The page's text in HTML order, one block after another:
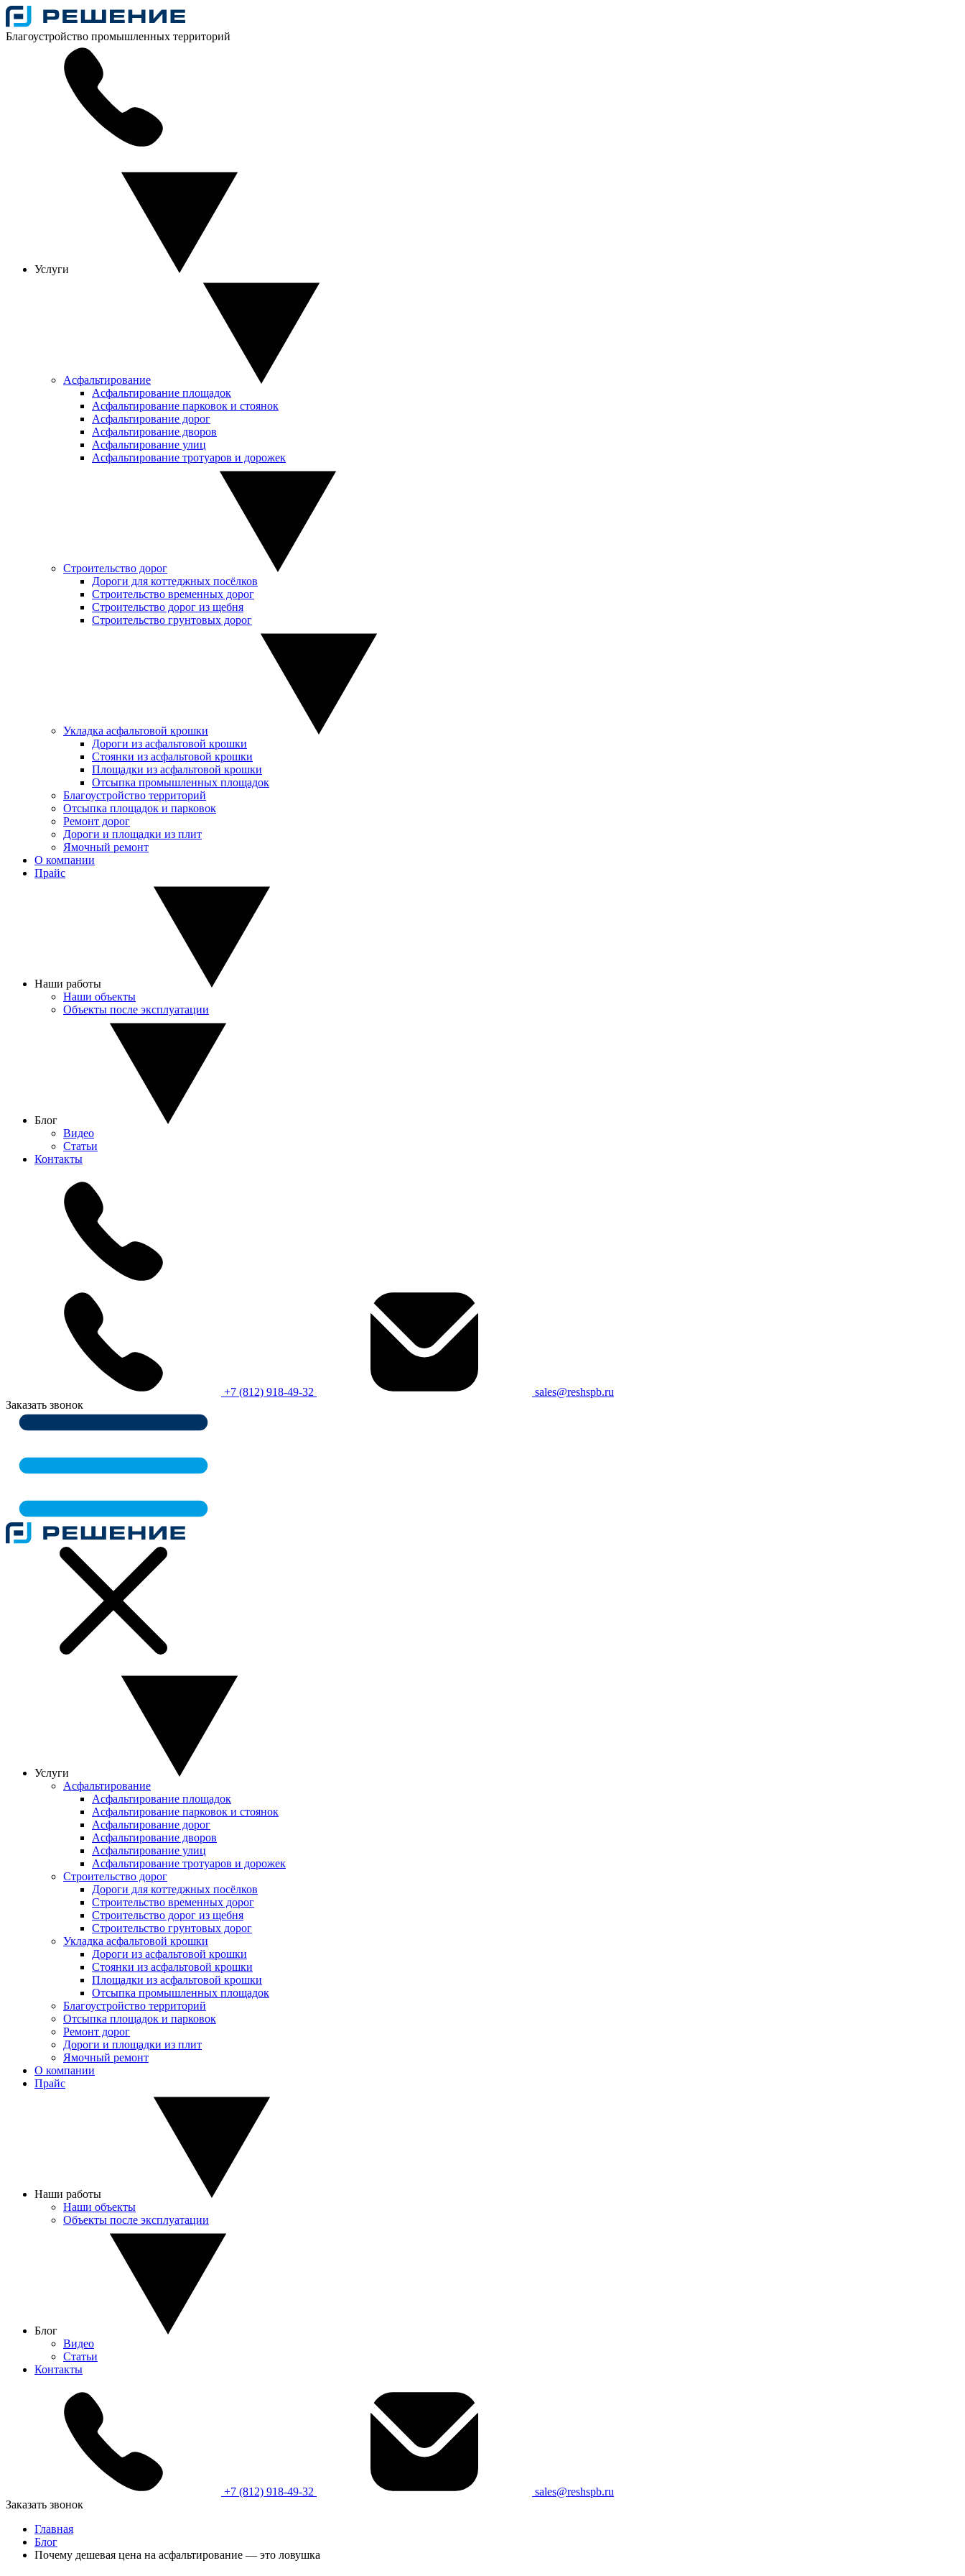
Благоустройство промышленных территорий
Услуги
Асфальтирование
Асфальтирование площадок
Асфальтирование парковок и стоянок
Асфальтирование дорог
Асфальтирование дворов
Асфальтирование улиц
Асфальтирование тротуаров и дорожек
Строительство дорог
Дороги для коттеджных посёлков
Строительство временных дорог
Строительство дорог из щебня
Строительство грунтовых дорог
Укладка асфальтовой крошки
Дороги из асфальтовой крошки
Стоянки из асфальтовой крошки
Площадки из асфальтовой крошки
Отсыпка промышленных площадок
Благоустройство территорий
Отсыпка площадок и парковок
Ремонт дорог
Дороги и площадки из плит
Ямочный ремонт
О компании
Прайс
Наши работы
Наши объекты
Объекты после эксплуатации
Блог
Видео
Статьи
Контакты
+7 (812) 918-49-32
sales@reshspb.ru
Заказать звонок
Услуги
Асфальтирование
Асфальтирование площадок
Асфальтирование парковок и стоянок
Асфальтирование дорог
Асфальтирование дворов
Асфальтирование улиц
Асфальтирование тротуаров и дорожек
Строительство дорог
Дороги для коттеджных посёлков
Строительство временных дорог
Строительство дорог из щебня
Строительство грунтовых дорог
Укладка асфальтовой крошки
Дороги из асфальтовой крошки
Стоянки из асфальтовой крошки
Площадки из асфальтовой крошки
Отсыпка промышленных площадок
Благоустройство территорий
Отсыпка площадок и парковок
Ремонт дорог
Дороги и площадки из плит
Ямочный ремонт
О компании
Прайс
Наши работы
Наши объекты
Объекты после эксплуатации
Блог
Видео
Статьи
Контакты
+7 (812) 918-49-32
sales@reshspb.ru
Заказать звонок
Главная
Блог
Почему дешевая цена на асфальтирование — это ловушка